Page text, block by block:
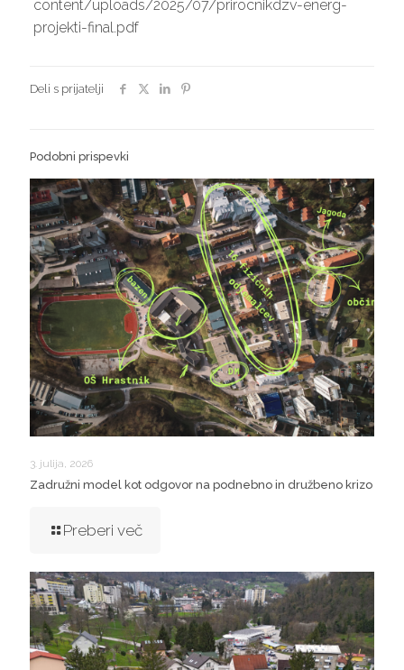
content/uploads/2025/07/prirocnikdzv-energ-
projekti-final.pdf
Deli s prijatelji
Podobni prispevki
3. julija, 2026
Zadružni model kot odgovor na podnebno in družbeno krizo
Preberi več